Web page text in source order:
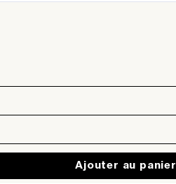
Ajouter au panier